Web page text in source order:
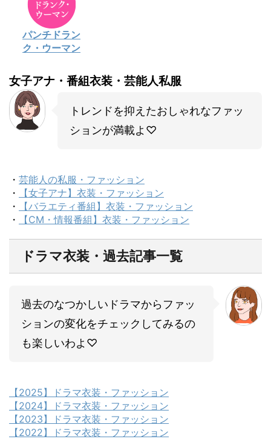
パンチドラン
ク・ウーマン
女子アナ・番組衣装・芸能人私服
トレンドを抑えたおしゃれなファッ
ションが満載よ♡
・ 芸能人の私服・ファッション
・
【女子アナ】衣装・ファッション
・
【バラエティ番組】衣装・ファッション
・
【CM・情報番組】衣装・ファッション
ドラマ衣装・過去記事一覧
過去のなつかしいドラマからファッ
ションの変化をチェックしてみるの
も楽しいわよ♡
【2025】ドラマ衣装・ファッション
【2024】ドラマ衣装・ファッション
【2023】ドラマ衣装・ファッション
【2022】ドラマ衣装・ファッション